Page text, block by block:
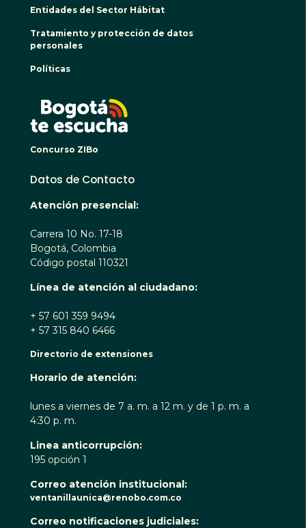
Entidades del Sector Hábitat
Tratamiento y protección de datos
personales
Políticas
Concurso ZIBo
Datos de Contacto
Atención presencial:
Carrera 10 No. 17-18
Bogotá, Colombia
Código postal 110321
Línea de atención al ciudadano:
+ 57 601 359 9494
+ 57 315 840 6466
Directorio de extensiones
Horario de atención:
lunes a viernes de 7 a. m. a 12 m. y de 1 p. m. a
4:30 p. m.
Linea anticorrupción:
195 opción 1
Correo atención institucional:
ventanillaunica@renobo.com.co
Correo notificaciones judiciales: